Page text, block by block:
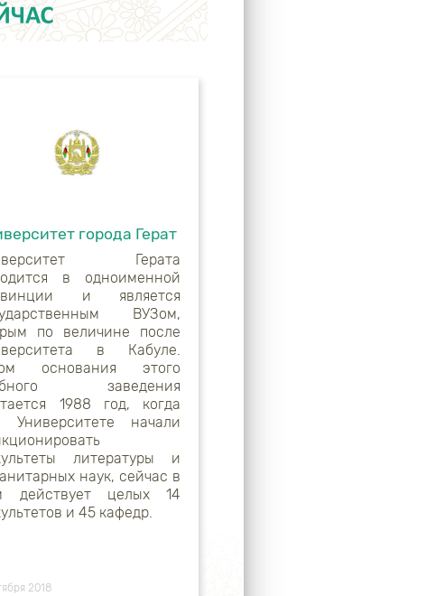
города Герат
Герата
в одноименной
и является
ВУЗом,
по величине после
в Кабуле.
основания этого
заведения
1988 год, когда
Университете начали
литературы и
наук, сейчас в
действует целых 14
и 45 кафедр.
2018